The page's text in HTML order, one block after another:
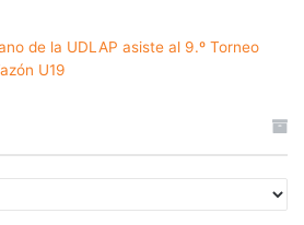
de la UDLAP asiste al 9.º Torneo
U19